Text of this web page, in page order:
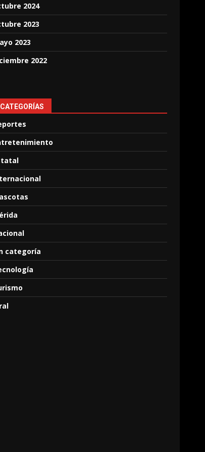
2024
2023
2023
2022
CATEGORÍAS
categoría